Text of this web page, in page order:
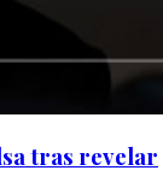
tras revelar